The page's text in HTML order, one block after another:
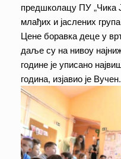
предшколацу ПУ „Чика
млађих и јаслених
Цене боравка деце у
даље су на нивоу
године је уписано
година, изјавио је Вучен.